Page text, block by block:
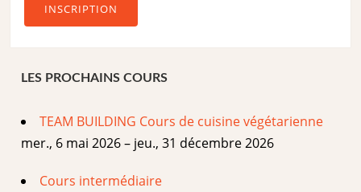
INSCRIPTION
LES PROCHAINS COURS
TEAM BUILDING Cours de cuisine végétarienne
mer., 6 mai 2026 – jeu., 31 décembre 2026
Cours intermédiaire